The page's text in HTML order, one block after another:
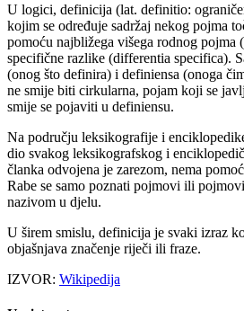
U logici, definicija (lat. definitio:
kojim se određuje sadržaj nekog pojma
pomoću najbližega višega rodnog pojma
specifične razlike (differentia specifica).
(onog što definira) i definiensa (onoga
ne smije biti cirkularna, pojam koji se
smije se pojaviti u definiensu.
Na području leksikografije i
dio svakog leksikografskog i
članka odvojena je zarezom, nema
Rabe se samo poznati pojmovi ili
nazivom u djelu.
U širem smislu, definicija je svaki izraz
objašnjava značenje riječi ili fraze.
IZVOR: Wikipedija